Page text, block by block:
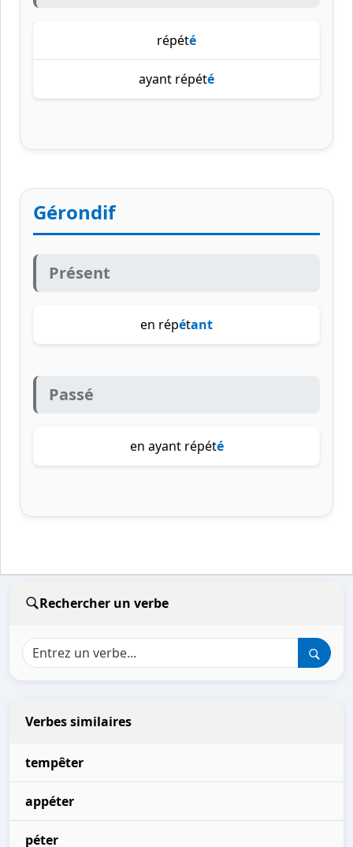
répété
ayant répété
Gérondif
Présent
en répétant
Passé
en ayant répété
Rechercher un verbe
Verbes similaires
tempêter
appéter
péter